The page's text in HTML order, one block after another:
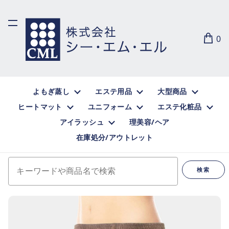
0
よもぎ蒸し エステ用品
大型商品
ヒートマット
ユニフォーム
エステ化粧品
アイラッシュ
理美容/ヘア
在庫処分/アウトレット
検索